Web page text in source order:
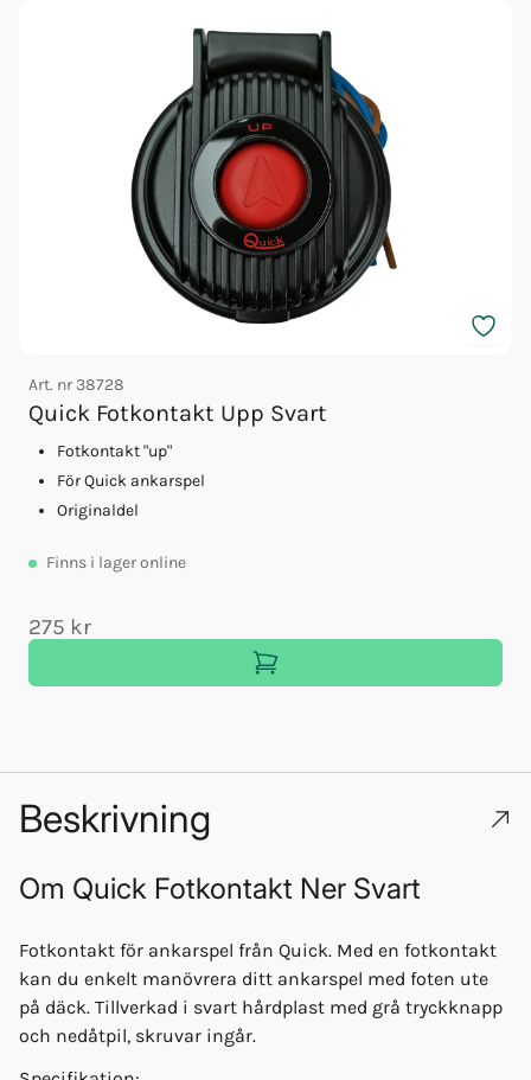
Art. nr 38728
Quick Fotkontakt Upp Svart
Fotkontakt "up"
För Quick ankarspel
Originaldel
Finns i lager online
275 kr
Beskrivning
Om Quick Fotkontakt Ner Svart
Fotkontakt för ankarspel från Quick. Med en fotkontakt
kan du enkelt manövrera ditt ankarspel med foten ute
på däck. Tillverkad i svart hårdplast med grå tryckknapp
och nedåtpil, skruvar ingår.